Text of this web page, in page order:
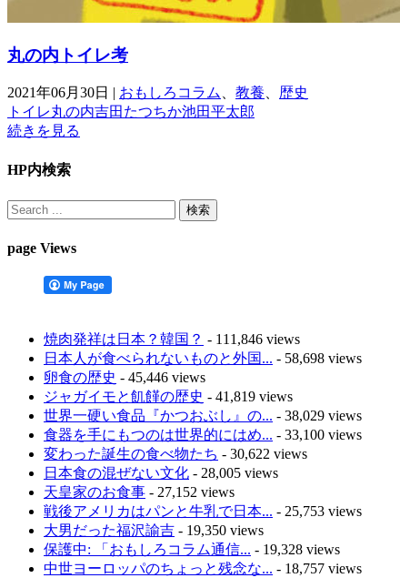
丸の内トイレ考
2021年06月30日 | おもしろコラム 教養
歴史
トイレ丸の内吉田たつちか池田平太郎
続きを見る
HP内検索
page Views
焼肉発祥は日本？韓国？ - 111,846 views
日本人が食べられないものと外国... - 58,698 views
卵食の歴史 - 45,446 views
ジャガイモと飢饉の歴史 - 41,819 views
世界一硬い食品『かつおぶし』の... - 38,029 views
食器を手にもつのは世界的にはめ... - 33,100 views
変わった誕生の食べ物たち - 30,622 views
日本食の混ぜない文化 - 28,005 views
天皇家のお食事 - 27,152 views
戦後アメリカはパンと牛乳で日本... - 25,753 views
大男だった福沢諭吉 - 19,350 views
保護中: 「おもしろコラム通信... - 19,328 views
中世ヨーロッパのちょっと残念な... - 18,757 views